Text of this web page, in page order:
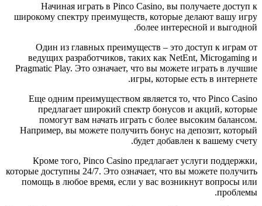
Начиная играть в Pinco Casino, вы получаете доступ к
широкому спектру преимуществ, которые делают вашу игру
более интересной и выгодной.
Один из главных преимуществ – это доступ к играм от
ведущих разработчиков, таких как NetEnt, Microgaming и
Pragmatic Play. Это означает, что вы можете играть в лучшие
игры, которые есть в интернете.
Еще одним преимуществом является то, что Pinco Casino
предлагает широкий спектр бонусов и акций, которые
помогут вам начать играть с более высоким балансом.
Например, вы можете получить бонус на депозит, который
будет добавлен к вашему счету.
Кроме того, Pinco Casino предлагает услуги поддержки,
которые доступны 24/7. Это означает, что вы можете получить
помощь в любое время, если у вас возникнут вопросы или
проблемы.